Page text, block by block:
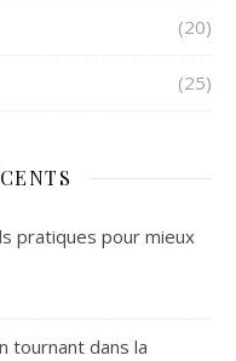
(20)
(25)
pratiques pour mieux
tournant dans la